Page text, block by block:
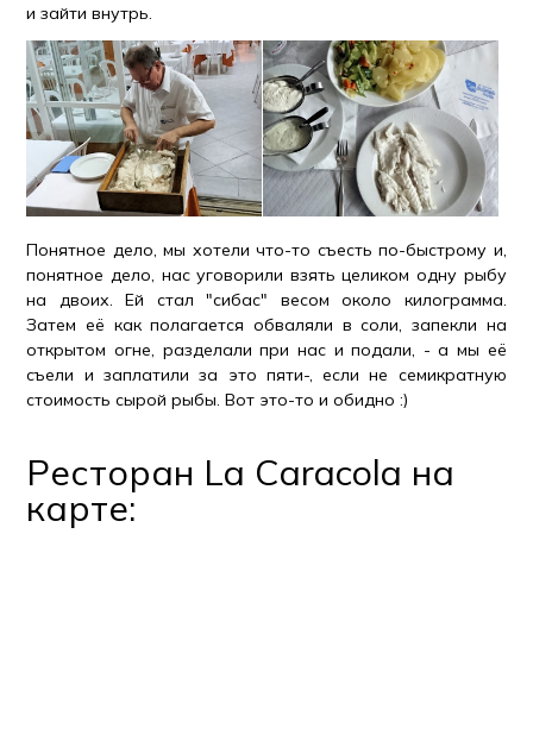
и зайти внутрь.
Понятное дело, мы хотели что-то съесть по-быстрому и,
понятное дело, нас уговорили взять целиком одну рыбу
на двоих. Ей стал "сибас" весом около килограмма.
Затем её как полагается обваляли в соли, запекли на
открытом огне, разделали при нас и подали, - а мы её
съели и заплатили за это пяти-, если не семикратную
стоимость сырой рыбы. Вот это-то и обидно :)
Ресторан La Caracola на
карте: